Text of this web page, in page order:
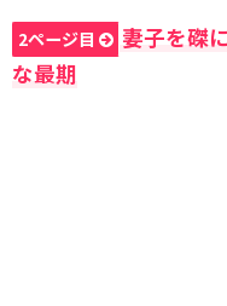
2ページ目
妻子を磔
な最期